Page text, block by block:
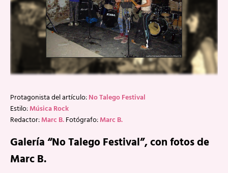
Protagonista del artículo:No Talego Festival
Estilo:Música Rock
Redactor:Marc B.Fotógrafo:Marc B.
Galería “No Talego Festival”, con fotos de
Marc B.